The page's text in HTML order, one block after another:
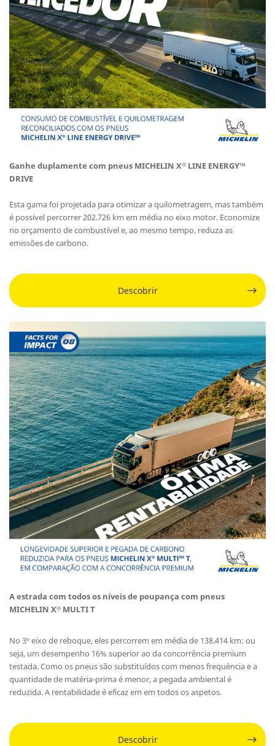
Ganhe duplamente com pneus MICHELIN X® LINE ENERGY™
DRIVE
Esta gama foi projetada para otimizar a quilometragem, mas também
é possível percorrer 202.726 km em média no eixo motor. Economize
no orçamento de combustível e, ao mesmo tempo, reduza as
emissões de carbono.
Descobrir
A estrada com todos os níveis de poupança com pneus
MICHELIN X® MULTI T
No 3º eixo de reboque, eles percorrem em média de 138.414 km: ou
seja, um desempenho 16% superior ao da concorrência premium
testada. Como os pneus são substituídos com menos frequência e a
quantidade de matéria-prima é menor, a pegada ambiental é
reduzida. A rentabilidade é eficaz em em todos os aspetos.
Descobrir